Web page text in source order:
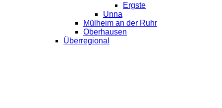
Ergste
Unna
Mülheim an der Ruhr
Oberhausen
Überregional